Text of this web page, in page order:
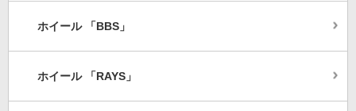
ホイール 「BBS」
ホイール 「RAYS」